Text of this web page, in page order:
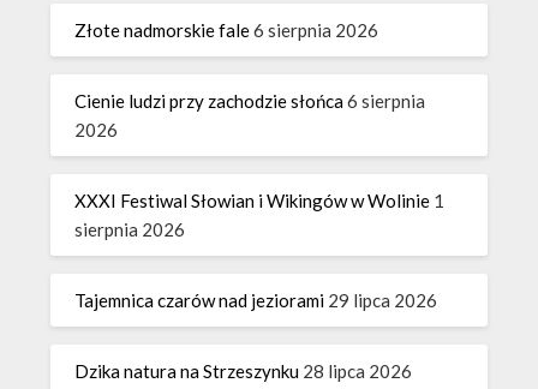
Złote nadmorskie fale6 sierpnia 2026
Cienie ludzi przy zachodzie słońca6 sierpnia
2026
XXXI Festiwal Słowian i Wikingów w Wolinie 1
sierpnia 2026
Tajemnica czarów nad jeziorami 29 lipca 2026
Dzika natura na Strzeszynku 28 lipca 2026